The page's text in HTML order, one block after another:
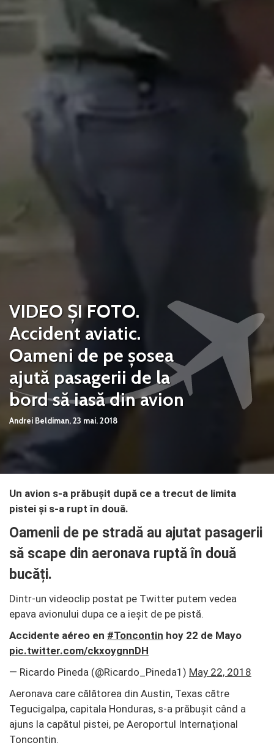
VIDEO ȘI FOTO.
Accident aviatic.
Oameni de pe șosea
ajută pasagerii de la
bord să iasă din avion
Andrei Beldiman,23 mai. 2018
Un avion s-a prăbușit după ce a trecut de limita
pistei și s-a rupt în două.
Oamenii de pe stradă au ajutat pasagerii
să scape din aeronava ruptă în două
bucăți.
Dintr-un videoclip postat pe Twitter putem vedea
epava avionului dupa ce a ieșit de pe pistă.
Accidente aéreo en #Toncontin hoy 22 de Mayo
pic.twitter.com/ckxoygnnDH
— Ricardo Pineda (@Ricardo_Pineda1) May 22, 2018
Aeronava care călătorea din Austin, Texas către
Tegucigalpa, capitala Honduras, s-a prăbușit când a
ajuns la capătul pistei, pe Aeroportul Internațional
Toncontin.